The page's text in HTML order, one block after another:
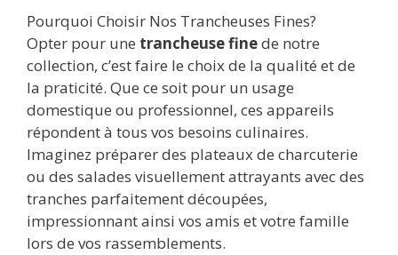
Pourquoi Choisir Nos Trancheuses Fines?
Opter pour une trancheuse finede notre
collection, c’est faire le choix de la qualité et de
la praticité. Que ce soit pour un usage
domestique ou professionnel, ces appareils
répondent à tous vos besoins culinaires.
Imaginez préparer des plateaux de charcuterie
ou des salades visuellement attrayants avec des
tranches parfaitement découpées,
impressionnant ainsi vos amis et votre famille
lors de vos rassemblements.